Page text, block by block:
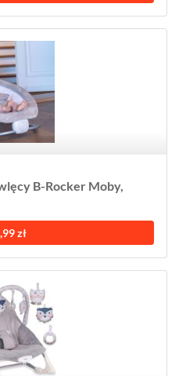
B-Rocker Moby,
zł